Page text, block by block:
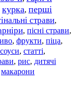
курка, перші
страви,
, пісні страви,
, фрукти, піца,
соуси, статті,
, рис, дитячі
макарони